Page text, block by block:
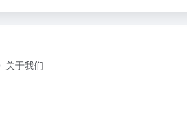
关于我们